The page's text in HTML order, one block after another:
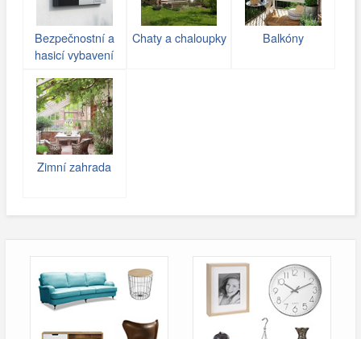
Bezpečnostní a
hasicí vybavení
Chaty a chaloupky Balkóny
Zimní zahrada